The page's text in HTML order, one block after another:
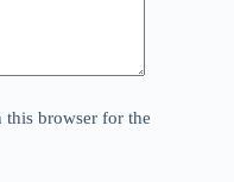
this browser for the